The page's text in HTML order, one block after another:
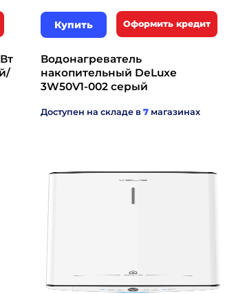
Купить Оформить кредит
Водонагреватель
накопительный DeLuxe
3W50V1-002 серый
Доступен на складе в 7 магазинах